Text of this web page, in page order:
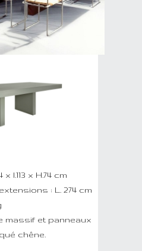
l.113 x H.74 cm
: L. 274 cm
massif et panneaux
chêne.